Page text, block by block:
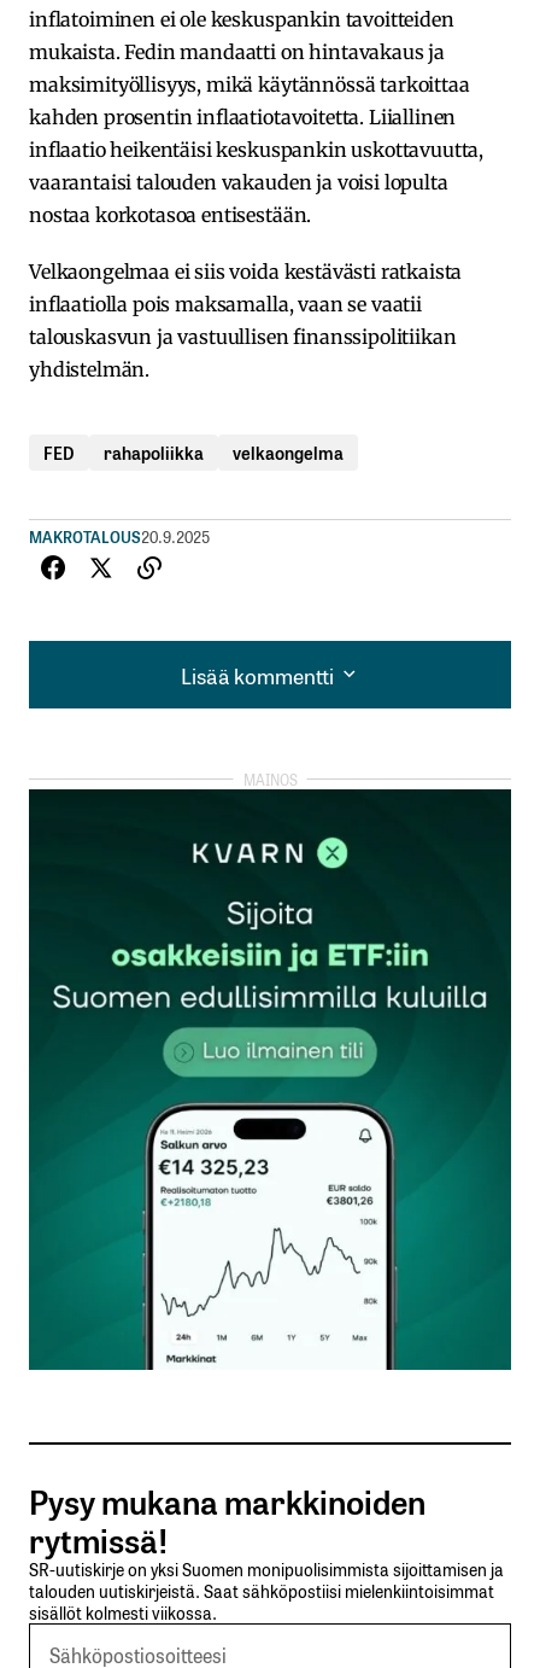
inflatoiminen ei ole keskuspankin tavoitteiden
mukaista. Fedin mandaatti on hintavakaus ja
maksimityöllisyys, mikä käytännössä tarkoittaa
kahden prosentin inflaatiotavoitetta. Liiallinen
inflaatio heikentäisi keskuspankin uskottavuutta,
vaarantaisi talouden vakauden ja voisi lopulta
nostaa korkotasoa entisestään.
Velkaongelmaa ei siis voida kestävästi ratkaista
inflaatiolla pois maksamalla, vaan se vaatii
talouskasvun ja vastuullisen finanssipolitiikan
yhdistelmän.
FED rahapoliikka velkaongelma
MAKROTALOUS20.9.2025
Lisää kommentti
Lisää kommentti
kirjautua
rekisteröityä
Sähköpostiosoitettasi ei julkaista.Pakolliset
kentät on merkitty*
Kommentti*
Nimesi tai nimimerkkisi
Sähköpostiosoitteesi
Tilaa SalkunRakentajan uutiskirje
Lähetä kommentti
Pysy mukana markkinoiden
rytmissä!
SR-uutiskirje on yksi Suomen monipuolisimmista sijoittamisen ja
talouden uutiskirjeistä. Saat sähköpostiisi mielenkiintoisimmat
sisällöt kolmesti viikossa.